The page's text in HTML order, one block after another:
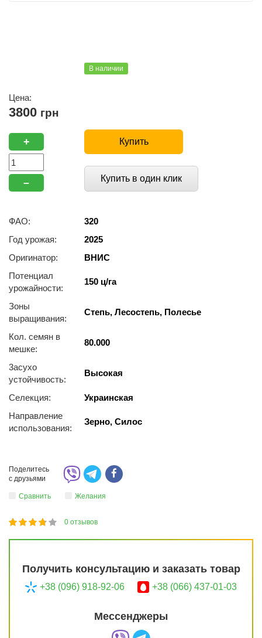
В наличии
Цена:
3800 грн
+
–
Купить
Купить в один клик
ФАО:
320
Год урожая:
2025
Оригинатор:
ВНИС
Потенциал
урожайности:
150 ц/га
Зоны
выращивания:
Степь, Лесостепь, Полесье
Кол. семян в
мешке:
80.000
3acуxo
уcтoйчивocть:
Высокая
Селекция:
Украинская
Направление
использования:
Зерно, Силос
Поделитесь
с друзьями
Сравнить Желания
73
1
2
3
4
5 0 отзывов
Получить консультацию и заказать товар
+38 (096) 918-92-06 +38 (066) 437-01-03
Мессенджеры